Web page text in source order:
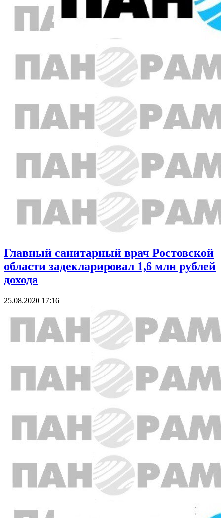
Главный санитарный врач Ростовской
области задекларировал 1,6 млн рублей
дохода
25.08.2020 17:16